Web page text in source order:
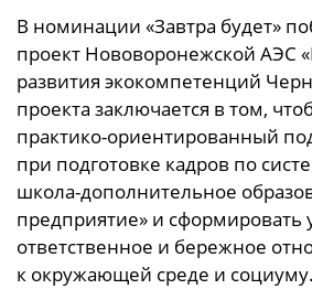
В номинации «Завтра будет»
проект Нововоронежской АЭС
развития экокомпетенций
проекта заключается в том,
практико-ориентированный
при подготовке кадров по
школа-дополнительное
предприятие» и сформировать
ответственное и бережное
к окружающей среде и социуму.